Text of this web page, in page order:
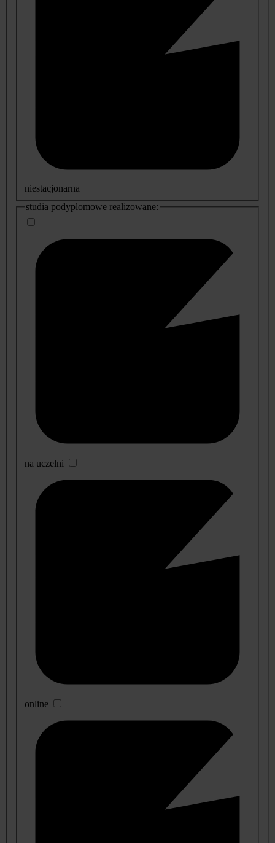
niestacjonarna
studia podyplomowe realizowane:
na uczelni
online